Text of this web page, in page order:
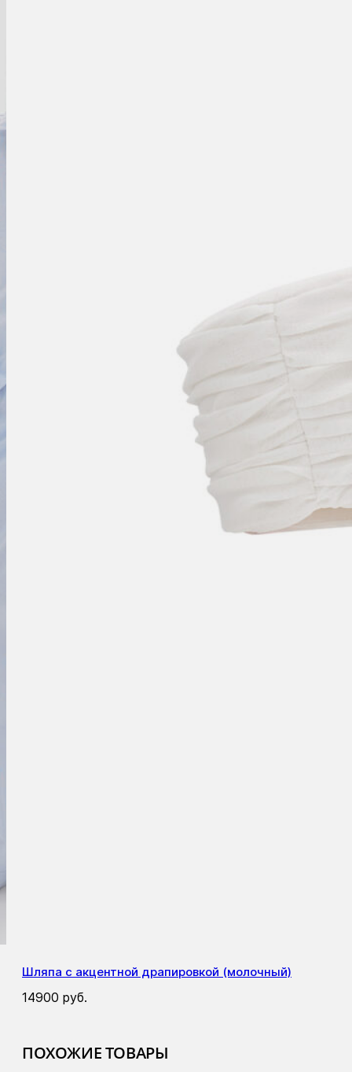
Шляпа с акцентной драпировкой (молочный)
14900 руб.
ПОХОЖИЕ ТОВАРЫ